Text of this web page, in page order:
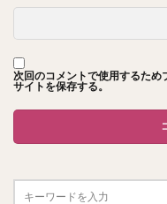
次回のコメントで使用するため
サイトを保存する。